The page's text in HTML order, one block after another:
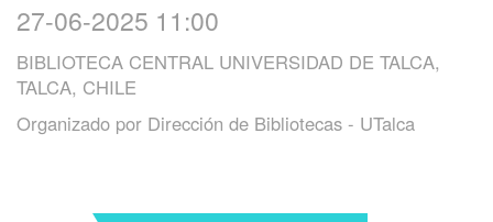
27-06-2025 11:00
BIBLIOTECA CENTRAL UNIVERSIDAD DE TALCA,
TALCA, CHILE
Organizado por Dirección de Bibliotecas - UTalca